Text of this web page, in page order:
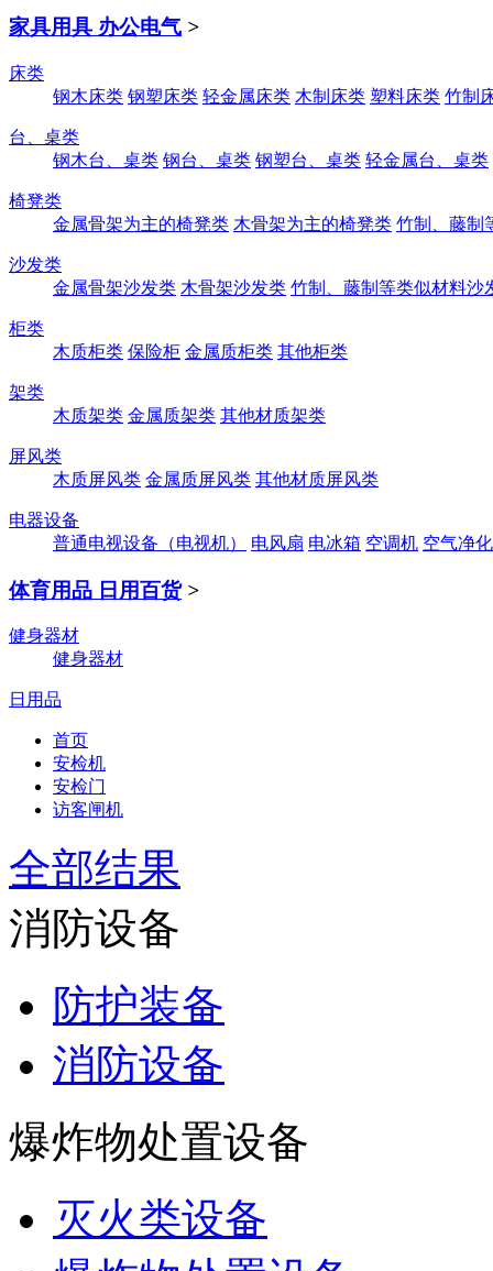
家具用具 办公电气 >
床类
钢木床类 钢塑床类 轻金属床类 木制床类 塑料床类 竹制
台、桌类
钢木台、桌类 钢台、桌类 钢塑台、桌类 轻金属台、桌类
椅凳类
金属骨架为主的椅凳类 木骨架为主的椅凳类 竹制、藤制
沙发类
金属骨架沙发类 木骨架沙发类 竹制、藤制等类似材料沙
柜类
木质柜类 保险柜 金属质柜类 其他柜类
架类
木质架类 金属质架类 其他材质架类
屏风类
木质屏风类 金属质屏风类 其他材质屏风类
电器设备
普通电视设备（电视机）
电风扇 电冰箱 空调机 空气净
体育用品 日用百货 >
健身器材
健身器材
日用品
首页
安检机
安检门
访客闸机
全部结果
消防设备
防护装备
消防设备
爆炸物处置设备
灭火类设备